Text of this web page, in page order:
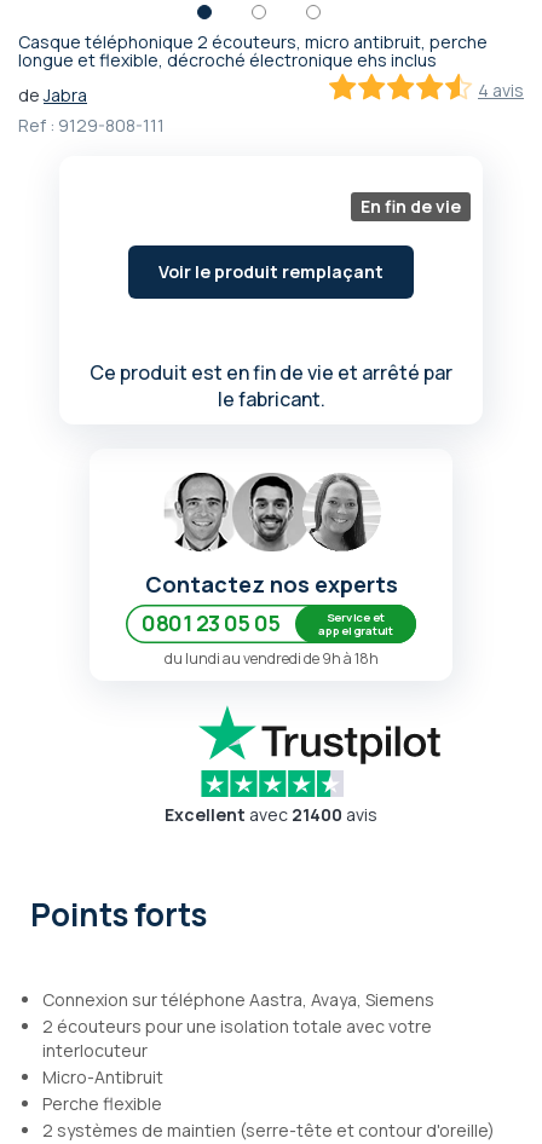
Casque téléphonique 2 écouteurs, micro antibruit, perche
longue et flexible, décroché électronique ehs inclus
4 avis
deJabra
Ref : 9129-808-111
En fin de vie
Voir le produit remplaçant
Ce produit est en fin de vie et arrêté par
le fabricant.
Passer
début
de
Contactez nos experts
0801 23 05 05
Service et
appel gratuit
du lundi au vendredi de 9h à 18h
Excellent avec 21400 avis
Points forts
Connexion sur téléphone Aastra, Avaya, Siemens
2 écouteurs pour une isolation totale avec votre
interlocuteur
Micro-Antibruit
Perche flexible
2 systèmes de maintien (serre-tête et contour d'oreille)